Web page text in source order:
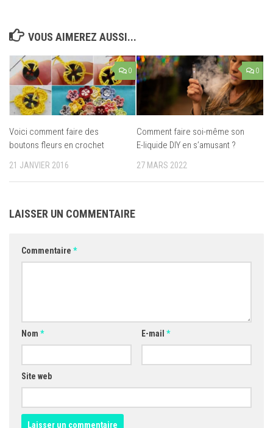
VOUS AIMEREZ AUSSI...
0
Voici comment faire des
boutons fleurs en crochet
21 JANVIER 2016
0
Comment faire soi-même son
E-liquide DIY en s’amusant ?
27 MARS 2022
LAISSER UN COMMENTAIRE
Commentaire *
Nom * E-mail *
Site web